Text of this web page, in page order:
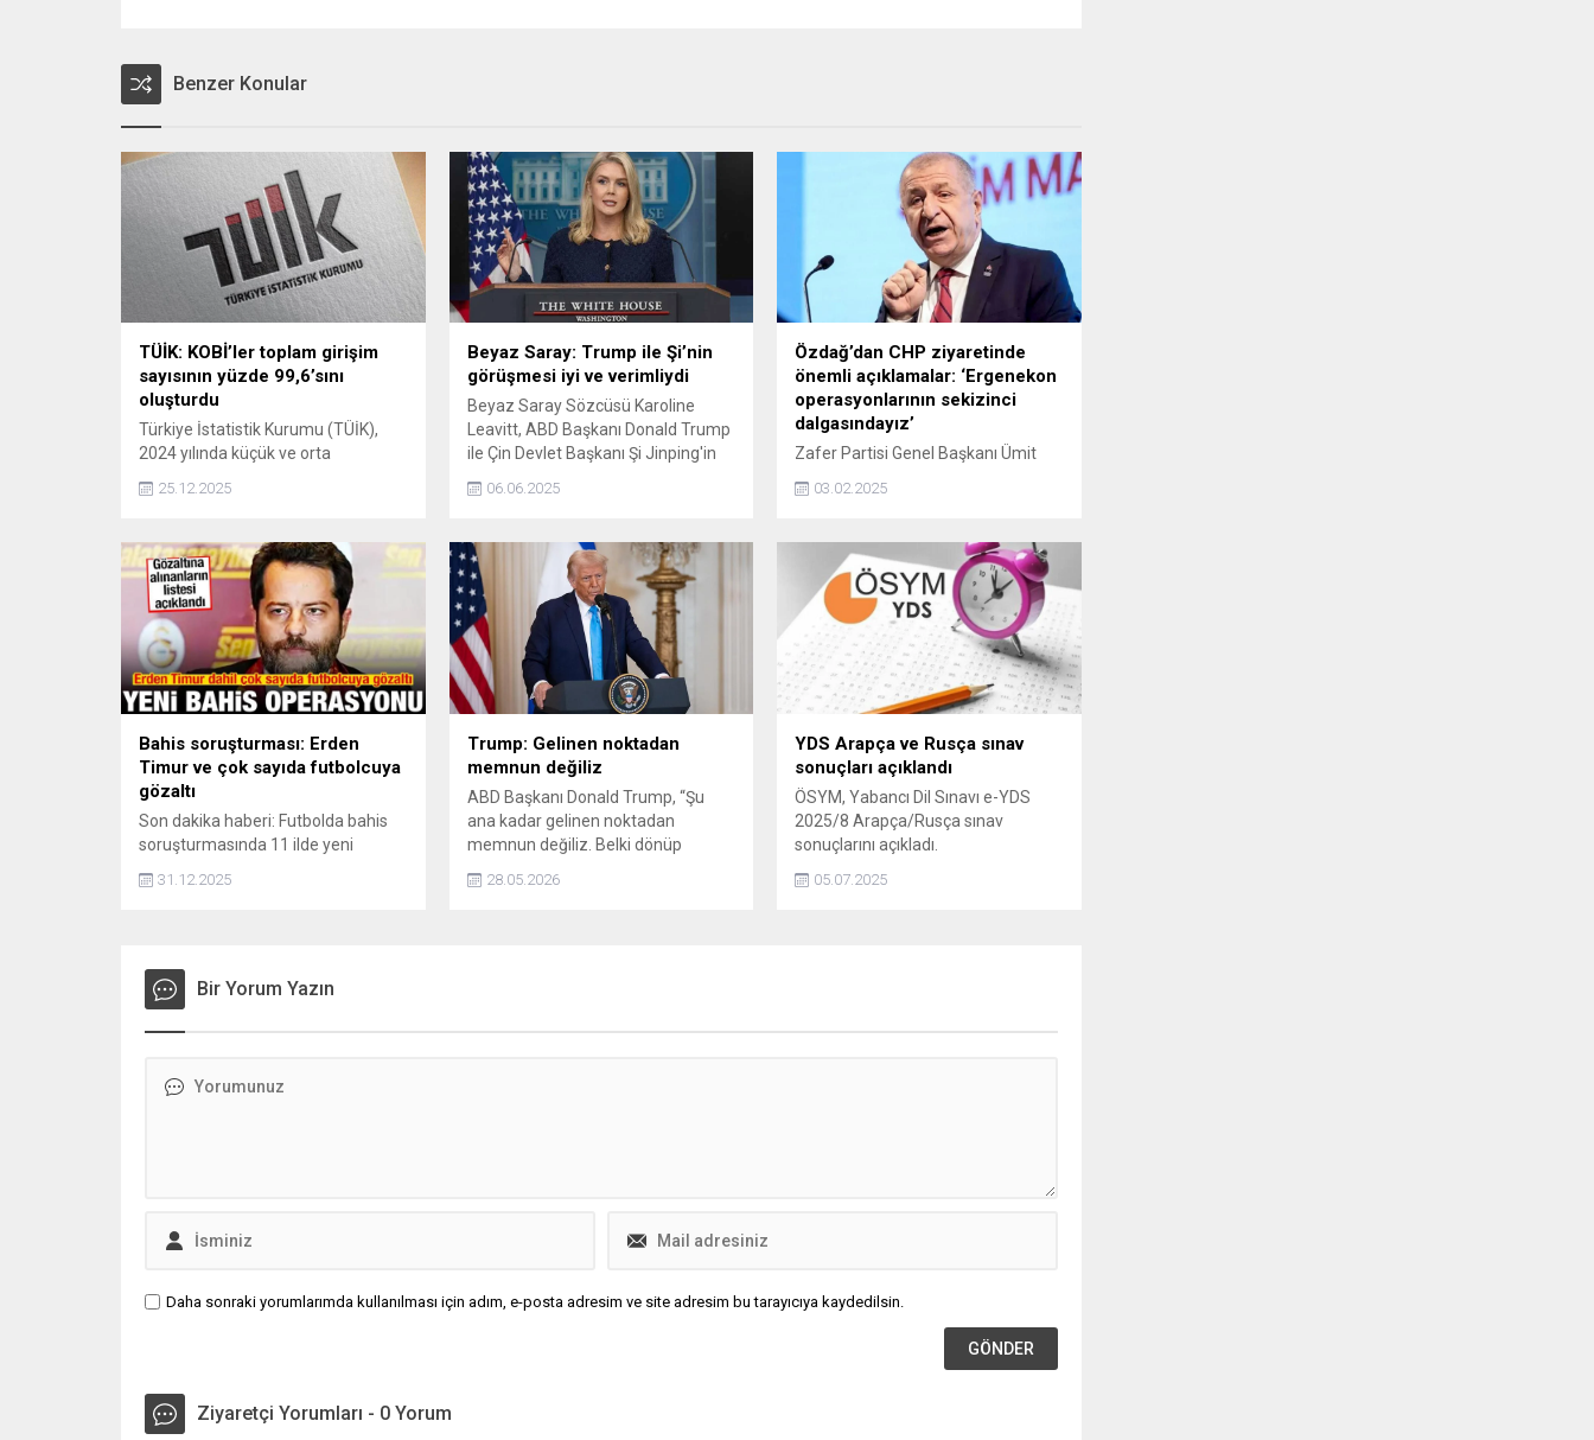
Benzer Konular
TÜİK: KOBİ’ler toplam girişim
sayısının yüzde 99,6’sını
oluşturdu
Türkiye İstatistik Kurumu (TÜİK),
2024 yılında küçük ve orta
büyüklükteki işletmelerin (KOBİ),
Türkiye'deki toplam girişim sayısının
açıkladı.
25.12.2025
Beyaz Saray: Trump ile Şi’nin
görüşmesi iyi ve verimliydi
Beyaz Saray Sözcüsü Karoline
Leavitt, ABD Başkanı Donald Trump
ile Çin Devlet Başkanı Şi Jinping'in
telefon görüşmesini 'iyi ve verimli'
olarak değerlendirdi.
06.06.2025
Özdağ’dan CHP ziyaretinde
önemli açıklamalar: ‘Ergenekon
operasyonlarının sekizinci
dalgasındayız’
Zafer Partisi Genel Başkanı Ümit
Özdağ'ın, Silivri Cezaevi'nde
kendisini ziyaret eden CHP
sürecini, Ergenekon operasyonunun
sekizinci dalgasına benzeterek, İkili
bir hukuk sistemiyle, bir hukuk
katliamıyla karşı karşıyayız dediği
belirtildi.
03.02.2025
Bahis soruşturması: Erden
Timur ve çok sayıda futbolcuya
gözaltı
Son dakika haberi: Futbolda bahis
soruşturmasında 11 ilde yeni
Galatasaray yöneticisi Erden Timur
31.12.2025
Trump: Gelinen noktadan
memnun değiliz
ABD Başkanı Donald Trump, “Şu
ana kadar gelinen noktadan
memnun değiliz. Belki dönüp
28.05.2026
YDS Arapça ve Rusça sınav
sonuçları açıklandı
ÖSYM, Yabancı Dil Sınavı e-YDS
2025/8 Arapça/Rusça sınav
sonuçlarını açıkladı.
05.07.2025
Bir Yorum Yazın
Daha sonraki yorumlarımda kullanılması için adım, e-posta adresim ve site adresim bu tarayıcıya kaydedilsin.
Ziyaretçi Yorumları - 0 Yorum